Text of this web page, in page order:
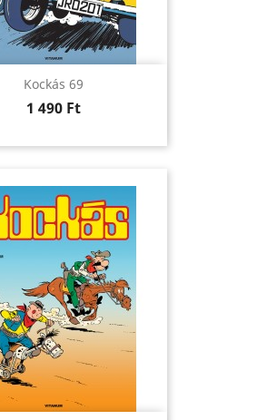
Kockás 69
Ár
1 490 Ft